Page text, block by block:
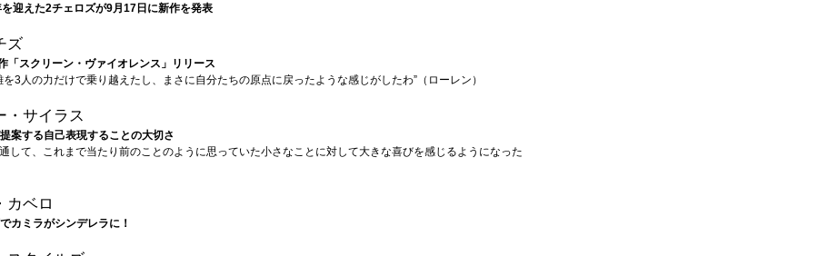
迎えた2チェロズが9月17日に新作を発表
ズ
「スクリーン・ヴァイオレンス」リリース
を3人の力だけで乗り越えたし、まさに自分たちの原点に戻ったような感じがしたわ”（ローレン）
・サイラス
案する自己表現することの大切さ
して、これまで当たり前のことのように思っていた小さなことに対して大きな喜びを感じるようになった
カベロ
カミラがシンデレラに！